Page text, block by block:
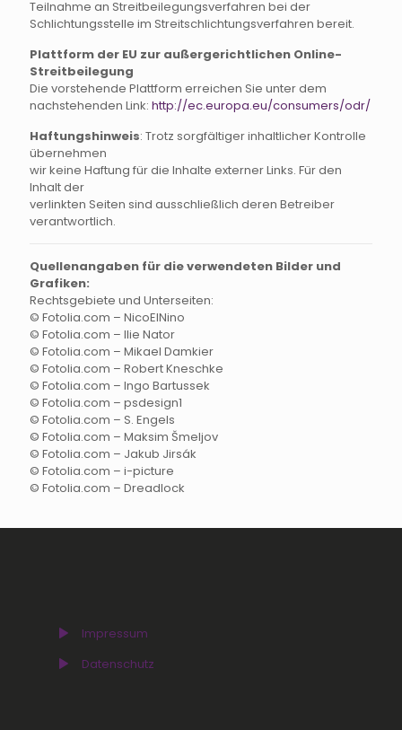
Teilnahme an Streitbeilegungsverfahren bei der
Schlichtungsstelle im Streitschlichtungsverfahren bereit.
Plattform der EU zur außergerichtlichen Online-
Streitbeilegung
Die vorstehende Plattform erreichen Sie unter dem
nachstehenden Link: http://ec.europa.eu/consumers/odr/
Haftungshinweis: Trotz sorgfältiger inhaltlicher Kontrolle
übernehmen
wir keine Haftung für die Inhalte externer Links. Für den
Inhalt der
verlinkten Seiten sind ausschließlich deren Betreiber
verantwortlich.
Quellenangaben für die verwendeten Bilder und
Grafiken:
Rechtsgebiete und Unterseiten:
© Fotolia.com – NicoElNino
© Fotolia.com – llie Nator
© Fotolia.com – Mikael Damkier
© Fotolia.com – Robert Kneschke
© Fotolia.com – Ingo Bartussek
© Fotolia.com – psdesign1
© Fotolia.com – S. Engels
© Fotolia.com – Maksim Šmeljov
© Fotolia.com – Jakub Jirsák
© Fotolia.com – i-picture
© Fotolia.com – Dreadlock
Impressum
Datenschutz